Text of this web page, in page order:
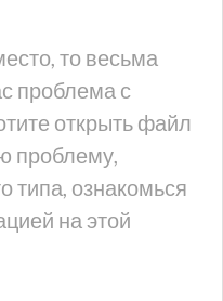
то весьма
проблема с
открыть файл
проблему,
типа, ознакомься
на этой